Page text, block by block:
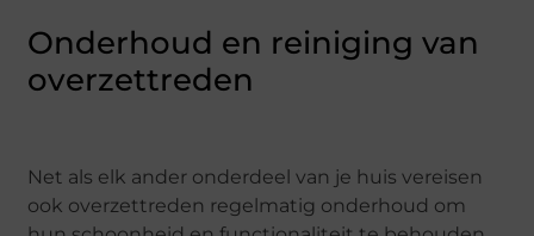
Onderhoud en reiniging van
overzettreden
Net als elk ander onderdeel van je huis vereisen
ook overzettreden regelmatig onderhoud om